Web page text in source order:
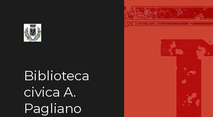
Biblioteca
civica A.
Pagliano